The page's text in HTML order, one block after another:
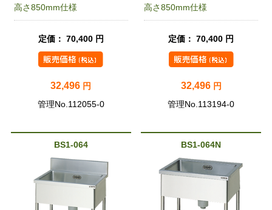
高さ850mm仕様
定価： 70,400 円
32,496 円
管理No.112055-0
高さ850mm仕様
定価： 70,400 円
32,496 円
管理No.113194-0
BS1-064 BS1-064N